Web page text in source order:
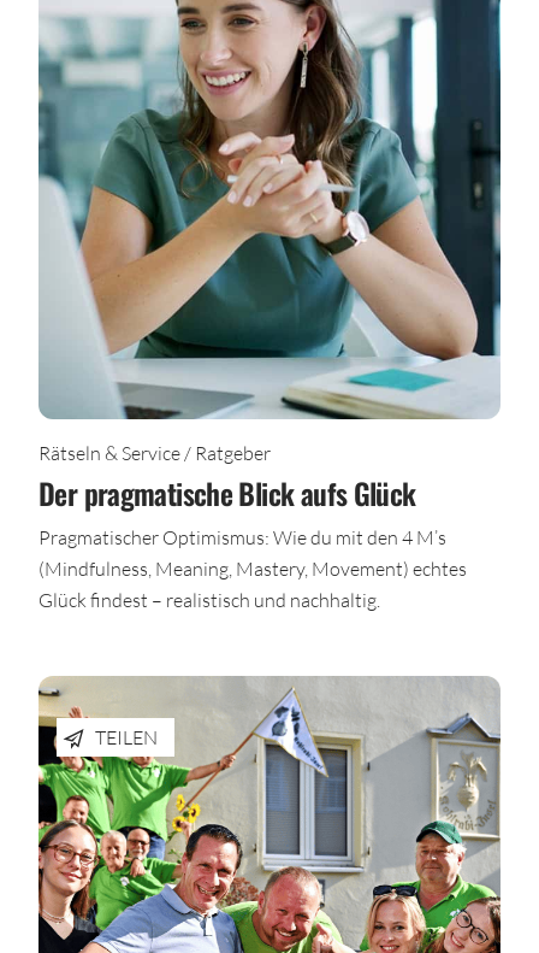
Rätseln & Service / Ratgeber
Der pragmatische Blick aufs Glück
Pragmatischer Optimismus: Wie du mit den 4 M’s
(Mindfulness, Meaning, Mastery, Movement) echtes
Glück findest – realistisch und nachhaltig.
TEILEN